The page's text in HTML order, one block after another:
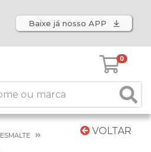
Baixe já nosso APP
0
VOLTAR
ESMALTE